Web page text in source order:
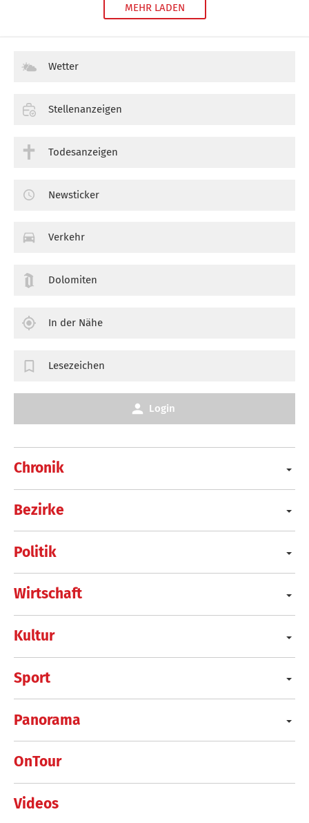
MEHR LADEN
Chronik
Bezirke
Politik
Wirtschaft
Kultur
Sport
Panorama
OnTour
Videos
Wetter
Stellenanzeigen
Todesanzeigen
Newsticker
Verkehr
Dolomiten
In der Nähe
Lesezeichen
Login